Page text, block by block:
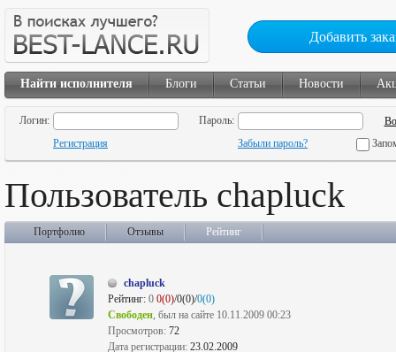
Добавить
Найти исполнителя Блоги Статьи Новости
Логин:
Пароль:
Регистрация
Забыли пароль?
Пользователь chapluck
Портфолио Отзывы Рейтинг
chapluck
Рейтинг: 0 0(0)/0(0)/0(0)
Свободен, был на сайте 10.11.2009 00:23
Просмотров: 72
Дата регистрации: 23.02.2009